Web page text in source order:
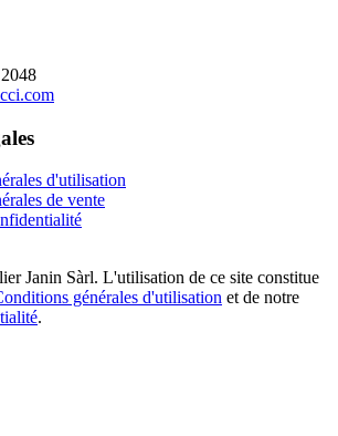
d'utilisation
de vente
Janin Sàrl. L'utilisation de ce site constitue
générales d'utilisation et de notre
.